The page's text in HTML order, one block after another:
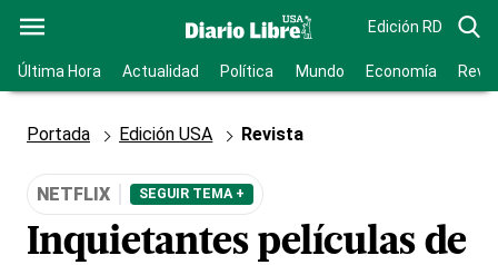
Edición RD
Última Hora Actualidad Política Mundo Economía
Portada Edición USA Revista
NETFLIX SEGUIR TEMA +
Inquietantes películas de